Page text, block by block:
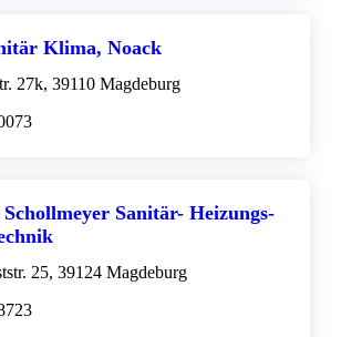
Klima, Noack
27k, 39110 Magdeburg
Sanitär- Heizungs-
25, 39124 Magdeburg